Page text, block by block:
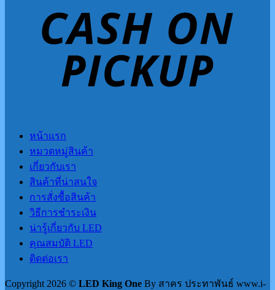
หน้าแรก
หมวดหมู่สินค้า
เกี่ยวกับเรา
สินค้าที่น่าสนใจ
การสั่งซื้อสินค้า
วิธีการชำระเงิน
น่ารู้เกี่ยวกับ LED
คุณสมบัติ LED
ติดต่อเรา
Copyright 2026 © LED King One By สาคร ประทาพันธ์ www.i-